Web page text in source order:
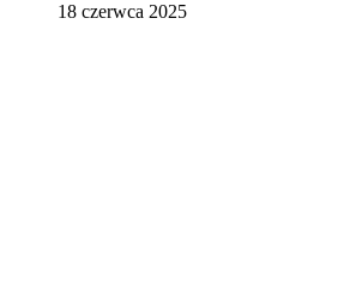
18 czerwca 2025